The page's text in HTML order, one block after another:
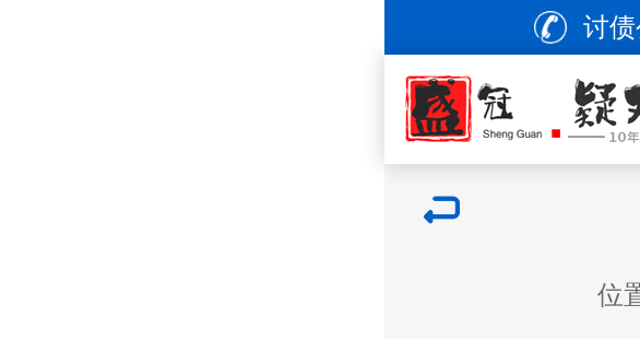
讨债
位